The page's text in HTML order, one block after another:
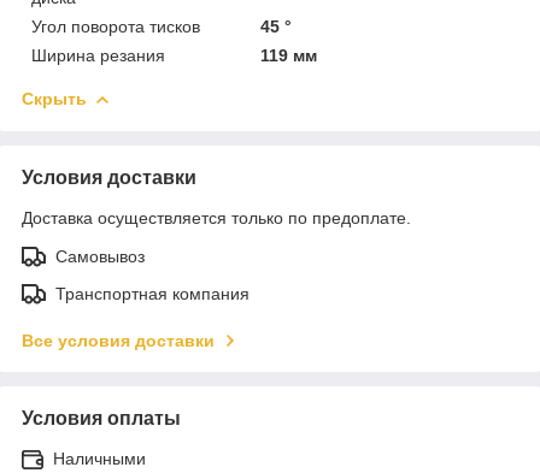
Угол поворота тисков
45 °
Ширина резания
119 мм
Скрыть
Условия доставки
Доставка осуществляется только по предоплате.
Самовывоз
Транспортная компания
Все условия доставки
Условия оплаты
Наличными